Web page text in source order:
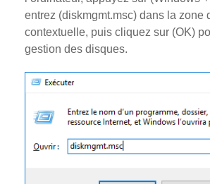
entrez (diskmgmt.msc) dans la zone
contextuelle, puis cliquez sur (OK)
gestion des disques.